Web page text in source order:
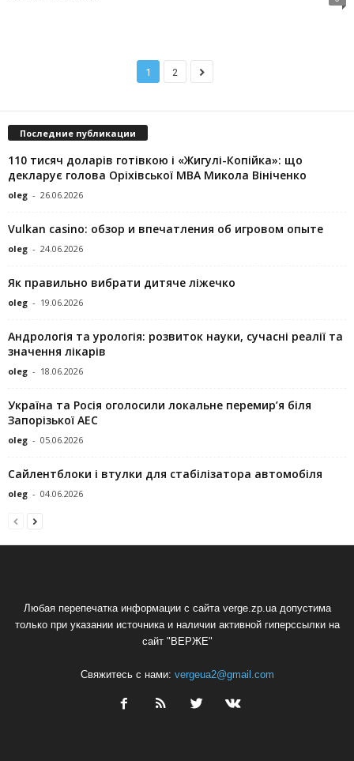
1 2
Последние публикации
110 тисяч доларів готівкою і «Жигулі-Копійка»: що
декларує голова Оріхівської МВА Микола Вініченко
oleg - 26.06.2026
Vulkan casino: обзор и впечатления об игровом опыте
oleg - 24.06.2026
Як правильно вибрати дитяче ліжечко
oleg - 19.06.2026
Андрологія та урологія: розвиток науки, сучасні реалії та
значення лікарів
oleg - 18.06.2026
Україна та Росія оголосили локальне перемир’я біля
Запорізької АЕС
oleg - 05.06.2026
Сайлентблоки і втулки для стабілізатора автомобіля
oleg - 04.06.2026
Любая перепечатка информации с сайта verge.zp.ua допустима
только при указании источника и наличии активной гиперссылки на
сайт "ВЕРЖЕ"
Свяжитесь с нами: vergeua2@gmail.com